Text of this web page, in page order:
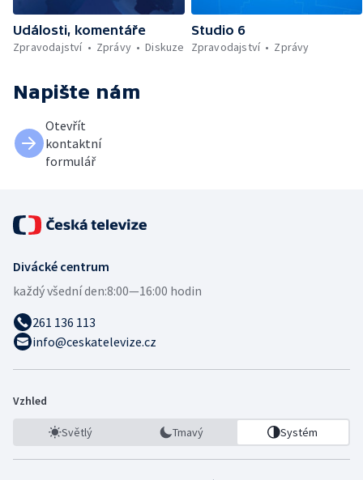
Události, komentáře
Zpravodajství
Zprávy Diskuze
Studio 6
Zpravodajství
Zprávy
Napište nám
Otevřít
kontaktní
formulář
Divácké centrum
každý všední den:8:00—16:00 hodin
261 136 113
info@ceskatelevize.cz
Vzhled
Světlý Tmavý Systém